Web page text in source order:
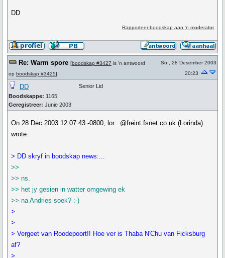
DD
Rapporteer boodskap aan 'n moderator
Re: Warm spore [boodskap #3427 is 'n antwoord
op boodskap #3425]
So., 28 Desember 2003
20:23
DD
Boodskappe: 1165
Geregistreer: Junie 2003
Senior Lid
On 28 Dec 2003 12:07:43 -0800, lor...@freint.fsnet.co.uk (Lorinda)
wrote:
> DD skryf in boodskap news:...
>>
>> ns.
>> het jy gesien in watter omgewing ek
>> na Andries soek? :-)
>
>
> Vergeet van Roodepoort!! Hoe ver is Thaba N'Chu van Ficksburg
af?
>